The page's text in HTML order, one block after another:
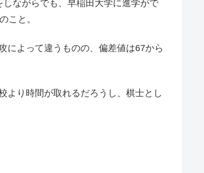
ながらでも、早稲田大学に進学がで
こと。
によって違うものの、偏差値は67から
より時間が取れるだろうし、棋士とし